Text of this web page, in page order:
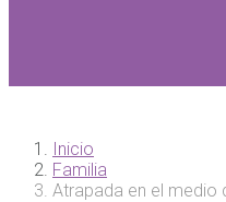
Inicio
Familia
Atrapada en el medio